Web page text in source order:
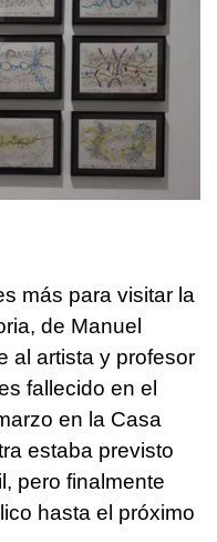
más para visitar la
de Manuel
al artista y profesor
fallecido en el
en la Casa
estaba previsto
pero finalmente
hasta el próximo